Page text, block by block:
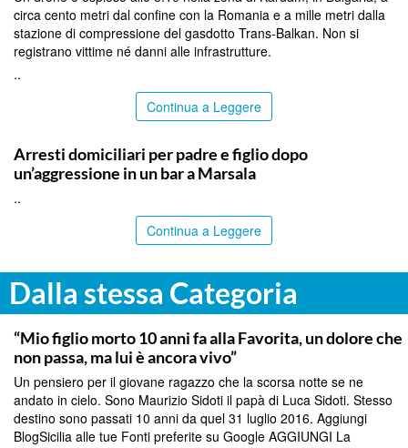
circa cento metri dal confine con la Romania e a mille metri dalla
stazione di compressione del gasdotto Trans-Balkan. Non si
registrano vittime né danni alle infrastrutture.
..
Continua a Leggere
Arresti domiciliari per padre e figlio dopo
un’aggressione in un bar a Marsala
..
Continua a Leggere
Dalla stessa Categoria
PALERMO
“Mio figlio morto 10 anni fa alla Favorita, un dolore che
non passa, ma lui è ancora vivo”
Un pensiero per il giovane ragazzo che la scorsa notte se ne
andato in cielo. Sono Maurizio Sidoti il papà di Luca Sidoti. Stesso
destino sono passati 10 anni da quel 31 luglio 2016. Aggiungi
BlogSicilia alle tue Fonti preferite su Google AGGIUNGI La